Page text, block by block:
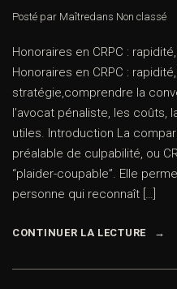
Posté par Maîtredans Non classé
Honoraires en CRPC :
Honoraires en CRPC :
stratégie,comprendre la
l’avocat pénaliste, les coûts,
utiles. Introduction La
préalable de culpabilité, ou
“plaider-coupable”. Elle
personne qui reconnaît […]
CONTINUER LA LECTURE